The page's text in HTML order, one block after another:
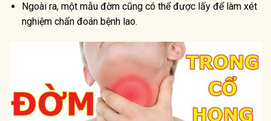
Ngoài ra, một mẫu đờm cũng có thể được lấy để làm xét
nghiệm chẩn đoán bệnh lao.